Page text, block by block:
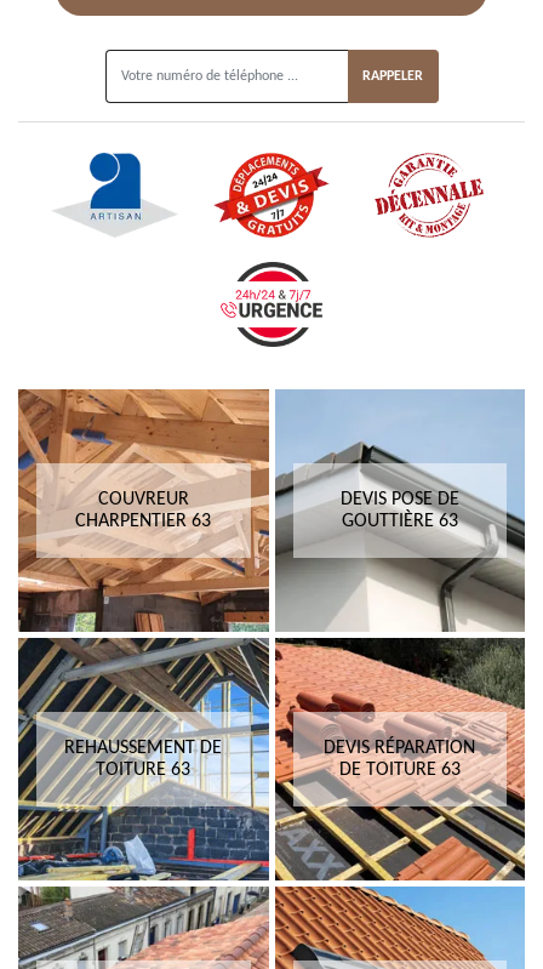
COUVREUR
CHARPENTIER 63
DEVIS POSE DE
GOUTTIÈRE 63
REHAUSSEMENT DE
TOITURE 63
DEVIS RÉPARATION
DE TOITURE 63